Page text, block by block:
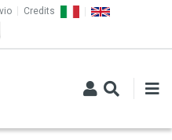
Credits